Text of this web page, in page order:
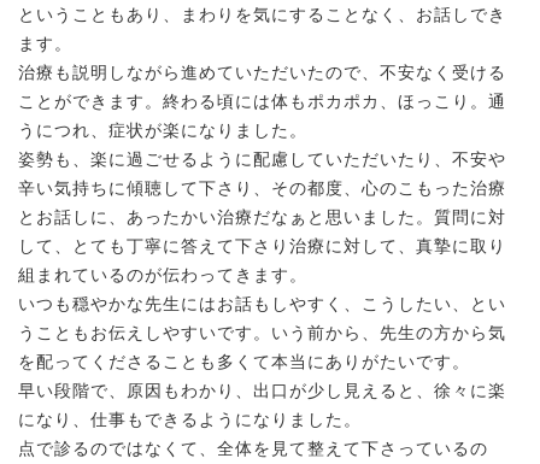
ということもあり、まわりを気にすることなく、お話しでき
ます。
治療も説明しながら進めていただいたので、不安なく受ける
ことができます。終わる頃には体もポカポカ、ほっこり。通
うにつれ、症状が楽になりました。
姿勢も、楽に過ごせるように配慮していただいたり、不安や
辛い気持ちに傾聴して下さり、その都度、心のこもった治療
とお話しに、あったかい治療だなぁと思いました。質問に対
して、とても丁寧に答えて下さり治療に対して、真摯に取り
組まれているのが伝わってきます。
いつも穏やかな先生にはお話もしやすく、こうしたい、とい
うこともお伝えしやすいです。いう前から、先生の方から気
を配ってくださることも多くて本当にありがたいです。
早い段階で、原因もわかり、出口が少し見えると、徐々に楽
になり、仕事もできるようになりました。
点で診るのではなくて、全体を見て整えて下さっているの